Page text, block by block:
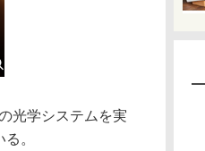
光学システムを実
。